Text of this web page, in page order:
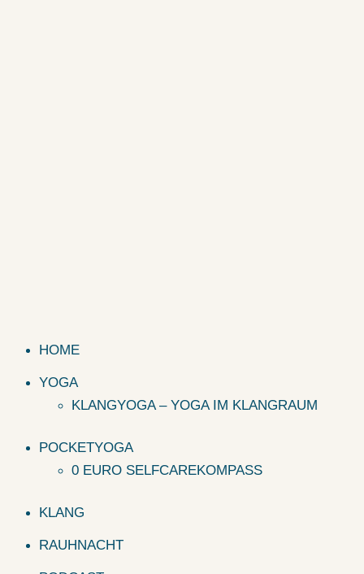
HOME
YOGA
KLANGYOGA – YOGA IM KLANGRAUM
POCKETYOGA
0 EURO SELFCAREKOMPASS
KLANG
RAUHNACHT